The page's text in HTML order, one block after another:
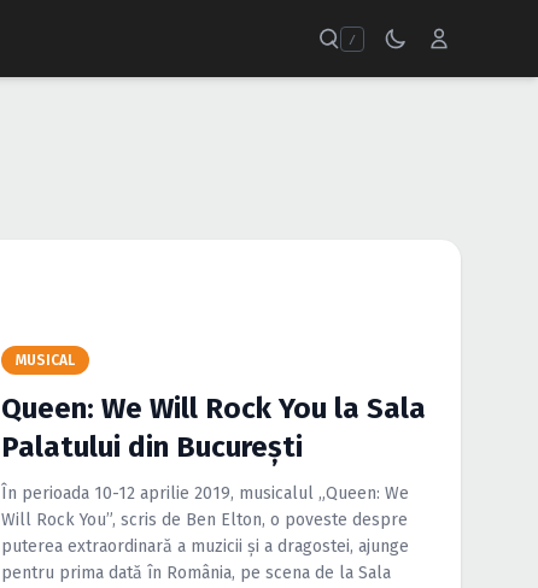
/
MUSICAL
Queen: We Will Rock You la Sala
Palatului din Bucureşti
În perioada 10-12 aprilie 2019, musicalul „Queen: We
Will Rock You”, scris de Ben Elton, o poveste despre
puterea extraordinară a muzicii și a dragostei, ajunge
pentru prima dată în România, pe scena de la Sala